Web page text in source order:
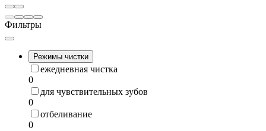
Фильтры
Режимы чистки
ежедневная чистка
0
для чувствительных зубов
0
отбеливание
0